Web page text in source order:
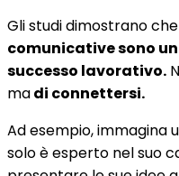
Gli studi dimostrano che
comunicative sono
successo lavorativo.
madi connettersi.
Ad esempio, immagina
solo è esperto nel suo